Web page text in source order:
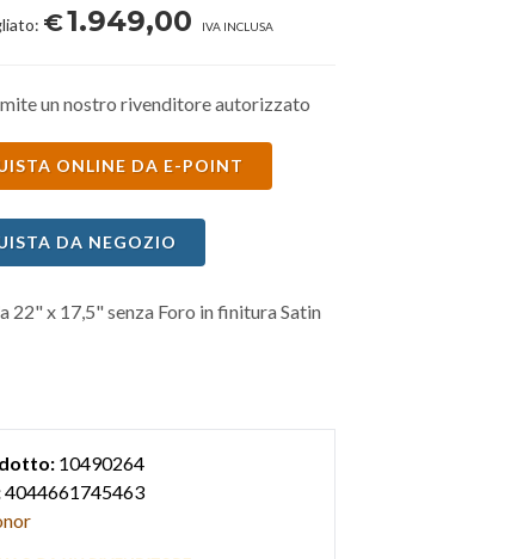
€1.949,00 IVA INCLUSA
un nostro rivenditore autorizzato
ONLINE DA E-POINT
DA NEGOZIO
22" x 17,5" senza Foro in finitura Satin
10490264
4044661745463